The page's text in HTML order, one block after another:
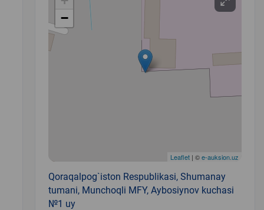
−
Leaflet| ©e-auksion.uz
Qoraqalpog`iston Respublikasi, Shumanay
tumani, Munchoqli MFY, Aybosiynov kuchasi
№1 uy